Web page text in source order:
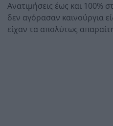
Ανατιμήσεις έως και 100%
δεν αγόρασαν καινούργια
είχαν τα απολύτως